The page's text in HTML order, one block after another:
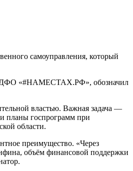
самоуправления, который
и ДФО «#НАМЕСТАХ.РФ», обозначил
властью. Важная задача —
планы госпрограмм при
области.
преимущество. «Через
объём финансовой поддержки